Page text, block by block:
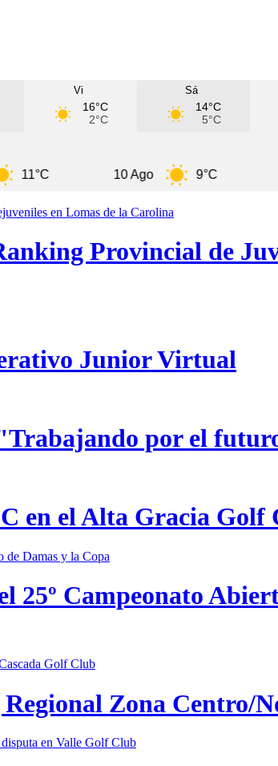
Vi
16°C
2°C
Sá
14°C
5°C
9°C
Provincial de
Junior Virtual
por el
en el Alta Gracia Golf
25º Campeonato
Regional Zona Centro/